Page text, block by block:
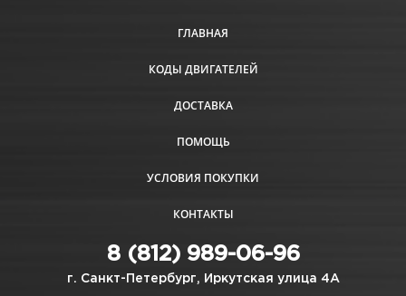
ГЛАВНАЯ
КОДЫ ДВИГАТЕЛЕЙ
ДОСТАВКА
ПОМОЩЬ
УСЛОВИЯ ПОКУПКИ
КОНТАКТЫ
8 (812) 989-06-96
г. Санкт-Петербург, Иркутская улица 4А